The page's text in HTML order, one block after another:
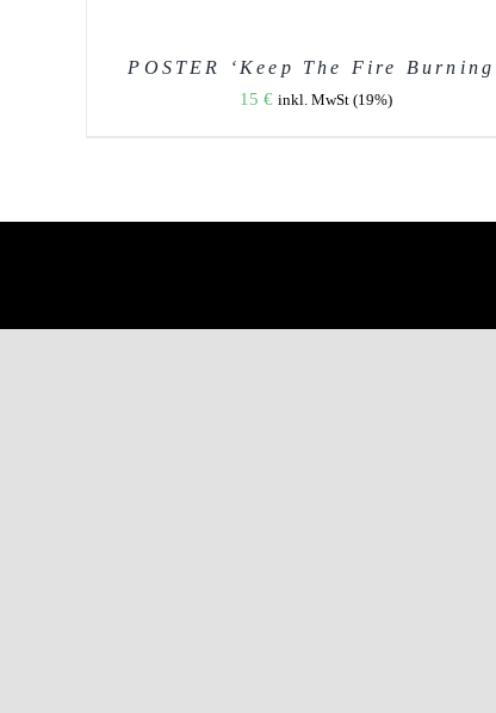
DETAILSPOSTER ‘Keep The Fire
15€ inkl. MwSt (19%)